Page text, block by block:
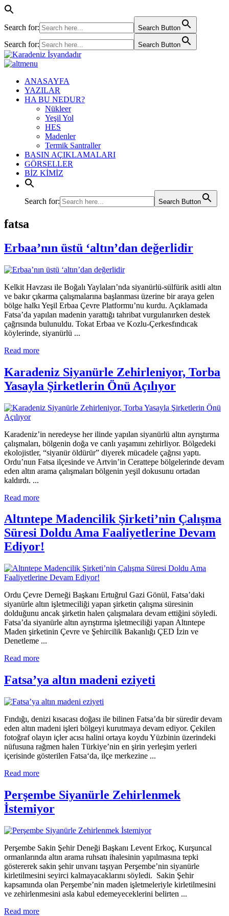
Search for: Search Button
Search for: Search Button
ANASAYFA
YAZILAR
HA BU NEDUR?
Nükleer
Yeşil Yol
HES
Madenler
Termik Santraller
BASIN AÇIKLAMALARI
GÖRSELLER
BİZ KİMİZ
Search for: Search Button
fatsa
Erbaa’nın üstü ‘altın’dan değerlidir
Kelkit Havzası ile Boğalı Yaylaları’nda siyanürlü-sülfürik asitli altın
ve bakır çıkarma çalışmalarına başlanması üzerine bir araya gelen
bölge halkı Yeşil Erbaa Çevre Platformu’nu kurdu. Açıklamada
Fatsa’da yapılan madenin yarattığı tahribat vurgulanırken destek
çağrısında bulunuldu. Tokat Erbaa ve Kozlu-Çerkesfındıcak
köylerinde, siyanürlü ...
Read more
Karadeniz Siyanürle Zehirleniyor, Torba
Yasayla Şirketlerin Önü Açılıyor
Karadeniz’in neredeyse her ilinde yapılan siyanürlü altın ayrıştırma
çalışmaları, bölgenin doğa ve canlı yaşamını zehirliyor. Bölgedeki
ekolojistler, “siyanür öldürür” diyerek mücadele çağrısı yaptı.
Ordu’nun Fatsa ilçesinde ve Artvin’in Cerattepe bölgelerinde devam
eden altın arama çalışmaları bölgenin yeşil dokusunu ortadan
kaldırdı. ...
Read more
Altıntepe Madencilik Şirketi’nin Çalışma
Süresi Doldu Ama Faaliyetlerine Devam
Ediyor!
Ordu Çevre Derneği Başkanı Ertuğrul Gazi Gönül, Fatsa’daki
siyanürle altın işletmeciliği yapan şirketin çalışma süresinin
dolduğunu ancak şirketin halen çalışmalara devam ettiğini söyledi.
Fatsa’da siyanürle altın ayrıştırma işletmeciliği yapan Altıntepe
Maden şirketinin Çevre ve Şehircilik Bakanlığı ÇED İzin ve
Denetleme ...
Read more
Fatsa’ya altın madeni eziyeti
Fındığı, denizi kısacası doğası ile bilinen Fatsa’da bir süredir devam
eden altın madeni işleri bölgeyi kurutmaya devam ediyor. Çekilen
fotoğraf olayın içler acısı halini ortaya koydu Yüzbinin üzerindeki
nüfusuna rağmen halen Türkiye’nin en şirin yerleşim yerleri
içerisinde gösterilen Fatsa‘da, ilçe merkezine ...
Read more
Perşembe Siyanürle Zehirlenmek
İstemiyor
Perşembe Sakin Şehir Deneği Başkanı Levent Erkoç, Kurşuncal
ormanlarında altın arama ruhsatı ihalesinin yapılmasına tepki
göstererek sakin şehir unvanı taşıyan Perşembe’nin siyanürle
kirletilmesini seyirci kalmayacaklarını söyledi. Sakin Şehir
kapsamında olan Perşembe’nin maden işletmeleriyle kirletilmesini
ve zehirlenmesini asla kabul edemeyeceklerini belirten ...
Read more